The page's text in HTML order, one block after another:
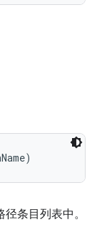
条目列表中。